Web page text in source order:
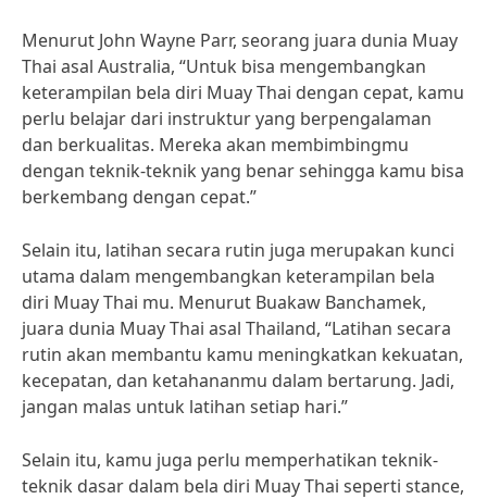
Menurut John Wayne Parr, seorang juara dunia Muay
Thai asal Australia, “Untuk bisa mengembangkan
keterampilan bela diri Muay Thai dengan cepat, kamu
perlu belajar dari instruktur yang berpengalaman
dan berkualitas. Mereka akan membimbingmu
dengan teknik-teknik yang benar sehingga kamu bisa
berkembang dengan cepat.”
Selain itu, latihan secara rutin juga merupakan kunci
utama dalam mengembangkan keterampilan bela
diri Muay Thai mu. Menurut Buakaw Banchamek,
juara dunia Muay Thai asal Thailand, “Latihan secara
rutin akan membantu kamu meningkatkan kekuatan,
kecepatan, dan ketahananmu dalam bertarung. Jadi,
jangan malas untuk latihan setiap hari.”
Selain itu, kamu juga perlu memperhatikan teknik-
teknik dasar dalam bela diri Muay Thai seperti stance,